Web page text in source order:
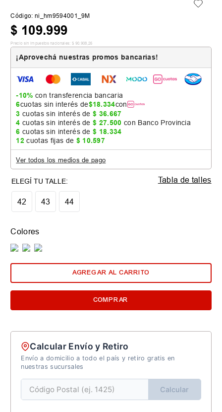
Código: ni_hm9594001_9M
$ 109.999
Precio sin impuestos nacionales: $ 90 908 26
¡Aprovechá nuestras promos bancarias!
-10% con transferencia bancaria
6cuotas sin interés de$18.334con
3 cuotas sin interés de$ 36.667
4 cuotas sin interés de$ 27.500 con Banco Provincia
6 cuotas sin interés de$ 18.334
12 cuotas fijas de $ 10.597
Ver todos los medios de pago
42 43 44
Tabla de talles
Colores
AGREGAR AL CARRITO
COMPRAR
Calcular Envío y Retiro
Envío a domicilio a todo el país y retiro gratis en
nuestras sucursales
Calcular